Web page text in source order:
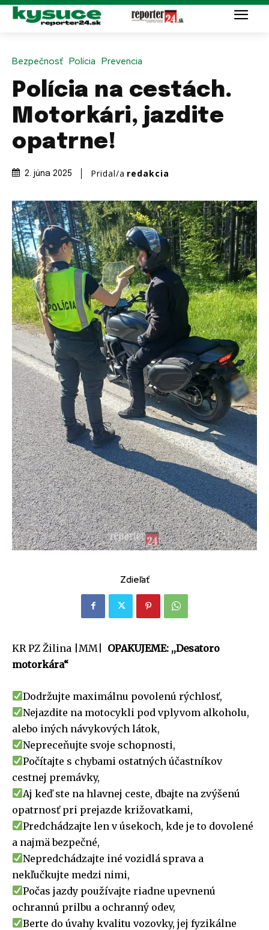
Bezpečnosť Polícia Prevencia
Polícia na cestách.
Motorkári, jazdite
opatrne!
2. júna 2025 Pridal/a redakcia
Zdieľať
KR PZ Žilina |MM| OPAKUJEME: ,,Desatoro
motorkára“
Dodržujte maximálnu povolenú rýchlosť,
Nejazdite na motocykli pod vplyvom alkoholu,
alebo iných návykových látok,
Nepreceňujte svoje schopnosti,
Počítajte s chybami ostatných účastníkov
cestnej premávky,
Aj keď ste na hlavnej ceste, dbajte na zvýšenú
opatrnosť pri prejazde križovatkami,
Predchádzajte len v úsekoch, kde je to dovolené
a najmä bezpečné,
Nepredchádzajte iné vozidlá sprava a
nekľučkujte medzi nimi,
Počas jazdy používajte riadne upevnenú
ochrannú prilbu a ochranný odev,
Berte do úvahy kvalitu vozovky, jej fyzikálne